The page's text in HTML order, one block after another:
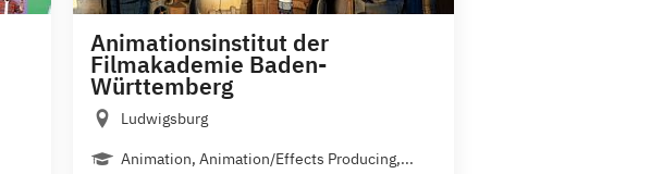
Animationsinstitut der
Filmakademie Baden-
Württemberg
Ludwigsburg
Animation, Animation/Effects Producing,...